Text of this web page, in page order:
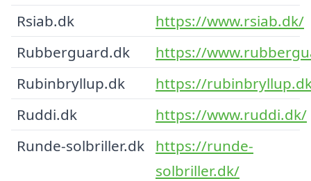
Rsiab.dk
https://www.rsiab.dk/
Rubberguard.dk
https://
Rubinbryllup.dk
https://
Ruddi.dk
https://www.ruddi.dk/
Runde-solbriller.dk
https://runde-
solbriller.dk/